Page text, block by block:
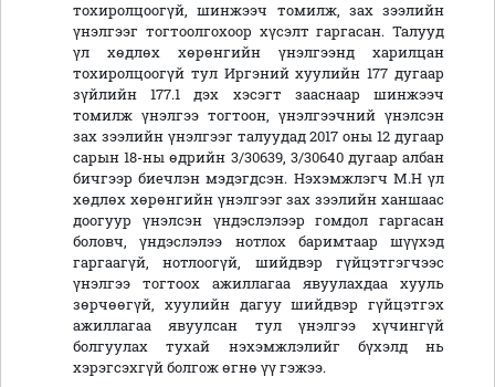
тохиролцоогүй, шинжээч томилж, зах зээлийн
үнэлгээг тогтоолгохоор хүсэлт гаргасан. Талууд
үл хөдлөх хөрөнгийн үнэлгээнд харилцан
тохиролцоогүй тул Иргэний хуулийн 177 дугаар
зүйлийн 177.1 дэх хэсэгт зааснаар шинжээч
томилж үнэлгээ тогтоон, үнэлгээчний үнэлсэн
зах зээлийн үнэлгээг талуудад 2017 оны 12 дугаар
сарын 18-ны өдрийн 3/30639, 3/30640 дугаар албан
бичгээр биечлэн мэдэгдсэн. Нэхэмжлэгч М.Н үл
хөдлөх хөрөнгийн үнэлгээг зах зээлийн ханшаас
доогуур үнэлсэн үндэслэлээр гомдол гаргасан
боловч, үндэслэлээ нотлох баримтаар шүүхэд
гаргаагүй, нотлоогүй, шийдвэр гүйцэтгэгчээс
үнэлгээ тогтоох ажиллагаа явуулахдаа хууль
зөрчөөгүй, хуулийн дагуу шийдвэр гүйцэтгэх
ажиллагаа явуулсан тул үнэлгээ хүчингүй
болгуулах тухай нэхэмжлэлийг бүхэлд нь
хэрэгсэхгүй болгож өгнө үү гэжээ.